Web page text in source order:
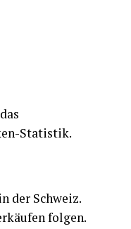
Statistik.
der Schweiz.
folgen.